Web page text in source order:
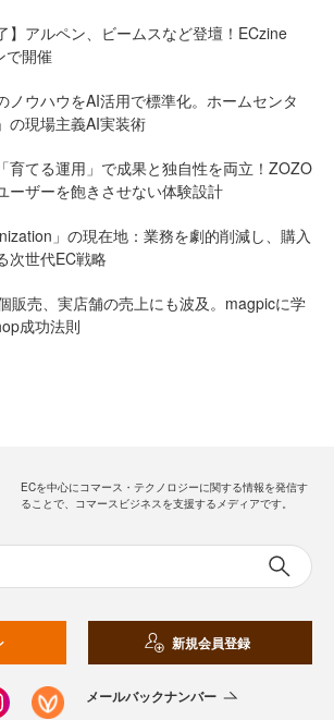
】アルペン、ビームスなど登壇！ECzine
で開催
ノウハウをAI活用で標準化。ホームセンタ
の現場主義AI実装術
育てる運用」で成果と独自性を両立！ZOZO
ーザーを飽きさせない体験設計
」の現在地：業務を劇的削減し、購入
次世代EC戦略
販売、実店舗の売上にも波及。magpicに学
成功法則
ECを中心にコマース・テクノロジーに関する情報を発信す
ることで、コマースビジネスを支援するメディアです。
新規会員登録
メールバックナンバー